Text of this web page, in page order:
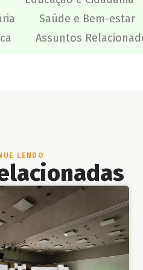
Saúde e Bem-estar
Assuntos
LENDO